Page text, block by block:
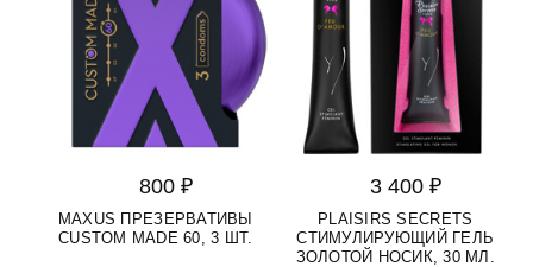
800 ₽
MAXUS ПРЕЗЕРВАТИВЫ
CUSTOM MADE 60, 3 ШТ.
3 400 ₽
PLAISIRS SECRETS
СТИМУЛИРУЮЩИЙ ГЕЛЬ
ЗОЛОТОЙ НОСИК, 30 МЛ.